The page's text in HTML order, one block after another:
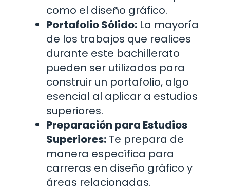
como el diseño gráfico.
Portafolio Sólido: La mayoría
de los trabajos que realices
durante este bachillerato
pueden ser utilizados para
construir un portafolio, algo
esencial al aplicar a estudios
superiores.
Preparación para Estudios
Superiores: Te prepara de
manera específica para
carreras en diseño gráfico y
áreas relacionadas.